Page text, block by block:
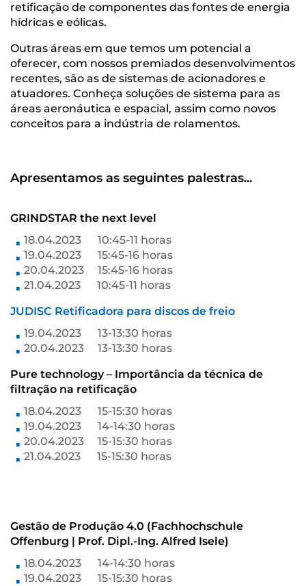
retificação de componentes das fontes de energia
hídricas e eólicas.
Outras áreas em que temos um potencial a
oferecer, com nossos premiados desenvolvimentos
recentes, são as de sistemas de acionadores e
atuadores. Conheça soluções de sistema para as
áreas aeronáutica e espacial, assim como novos
conceitos para a indústria de rolamentos.
Apresentamos as seguintes palestras...
GRINDSTAR the next level
18.04.2023 10:45-11 horas
19.04.2023 15:45-16 horas
20.04.2023 15:45-16 horas
21.04.2023 10:45-11 horas
JUDISC Retificadora para discos de freio
19.04.2023 13-13:30 horas
20.04.2023 13-13:30 horas
Pure technology – Importância da técnica de
filtração na retificação
18.04.2023 15-15:30 horas
19.04.2023 14-14:30 horas
20.04.2023 15-15:30 horas
21.04.2023 15-15:30 horas
Gestão de Produção 4.0 (Fachhochschule
Offenburg | Prof. Dipl.-Ing. Alfred Isele)
18.04.2023 14-14:30 horas
19.04.2023 15-15:30 horas